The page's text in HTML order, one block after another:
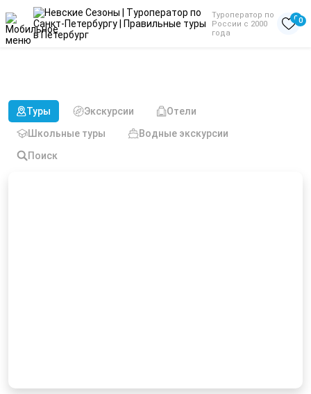
Туроператор по
России с 2000
года
00
Туры Экскурсии
Отели
Школьные туры
Водные экскурсии
Поиск